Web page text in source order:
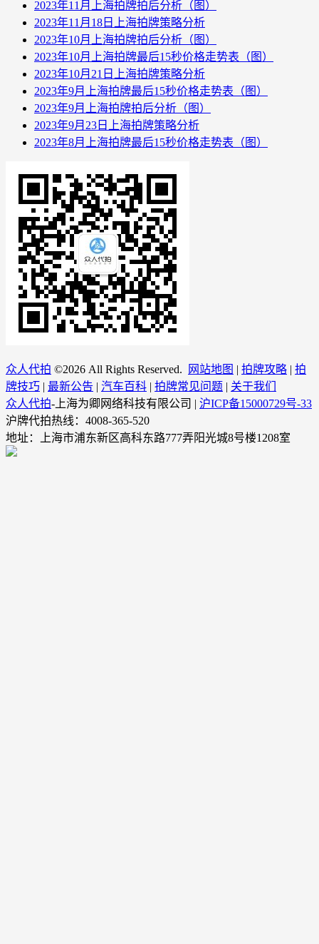
2023年11月上海拍牌拍后分析（图）
2023年11月18日上海拍牌策略分析
2023年10月上海拍牌拍后分析（图）
2023年10月上海拍牌最后15秒价格走势表（图）
2023年10月21日上海拍牌策略分析
2023年9月上海拍牌最后15秒价格走势表（图）
2023年9月上海拍牌拍后分析（图）
2023年9月23日上海拍牌策略分析
2023年8月上海拍牌最后15秒价格走势表（图）
众人代拍 ©2026 All Rights Reserved. 网站地图 | 拍牌攻略 | 拍
牌技巧 | 最新公告 | 汽车百科 | 拍牌常见问题 | 关于我们
众人代拍-上海为卿网络科技有限公司 | 沪ICP备15000729号-33
沪牌代拍热线：4008-365-520
地址：上海市浦东新区高科东路777弄阳光城8号楼1208室